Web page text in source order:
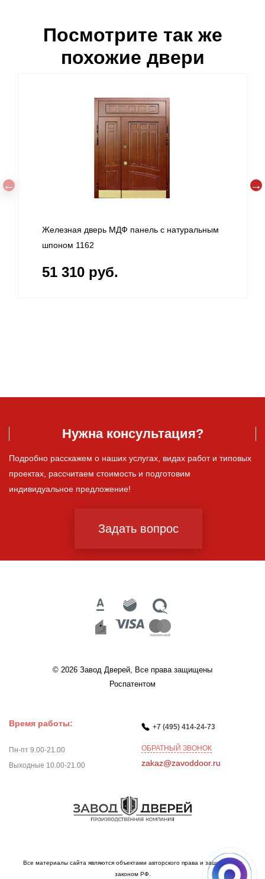
Посмотрите так же
похожие двери
панель с натуральным
Дверь металлическая МДФ
Нужна консультация?
Подробно расскажем о наших услугах, видах работ и типовых
проектах, рассчитаем стоимость и подготовим
индивидуальное предложение!
Задать вопрос
© 2026 Завод Дверей, Все права защищены
Роспатентом
Время работы:
Пн-пт 9.00-21.00
Выходные 10.00-21.00
+7 (495) 414-24-73
ОБРАТНЫЙ ЗВОНОК
zakaz@zavoddoor.ru
Все материалы сайта являются объектами авторского права и защищаются
законом РФ.